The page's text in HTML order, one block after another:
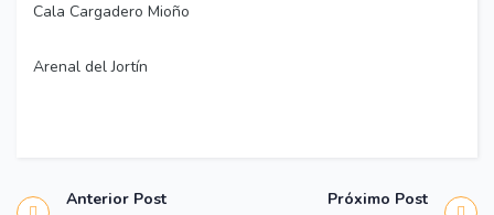
Cala Cargadero Mioño
Arenal del Jortín
Anterior Post Próximo Post